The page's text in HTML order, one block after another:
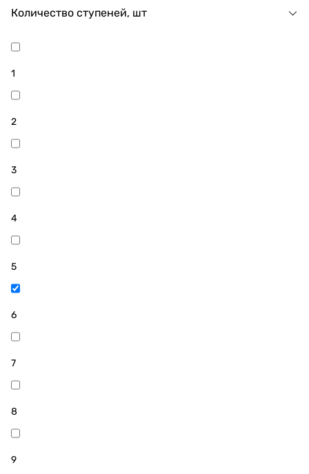
Количество ступеней, шт
1
2
3
4
5
6
7
8
9